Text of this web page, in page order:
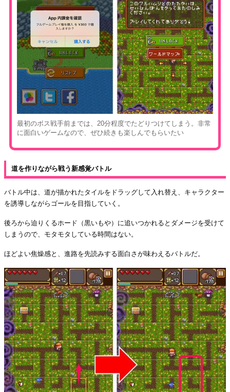
最初のボス戦手前までは、20分程度でたどりつけてしまう。非常
に面白いゲームなので、ぜひ続きも楽しんでもらいたい
道を作りながら戦う新感覚バトル
バトル中は、道が描かれたタイルをドラッグして入れ替え、キャラクター
を誘導しながらゴールを目指していく。
後ろから迫りくるホード（黒いもや）に追いつかれるとダメージを受けて
しまうので、モタモタしている時間はない。
ほどよい焦燥感と、進路を先読みする面白さが味わえるバトルだ。